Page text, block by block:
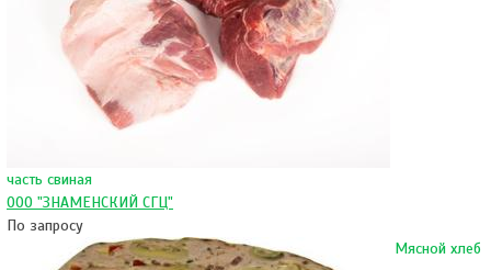
часть свиная
ООО "ЗНАМЕНСКИЙ СГЦ"
По запросу
Мясной хлеб